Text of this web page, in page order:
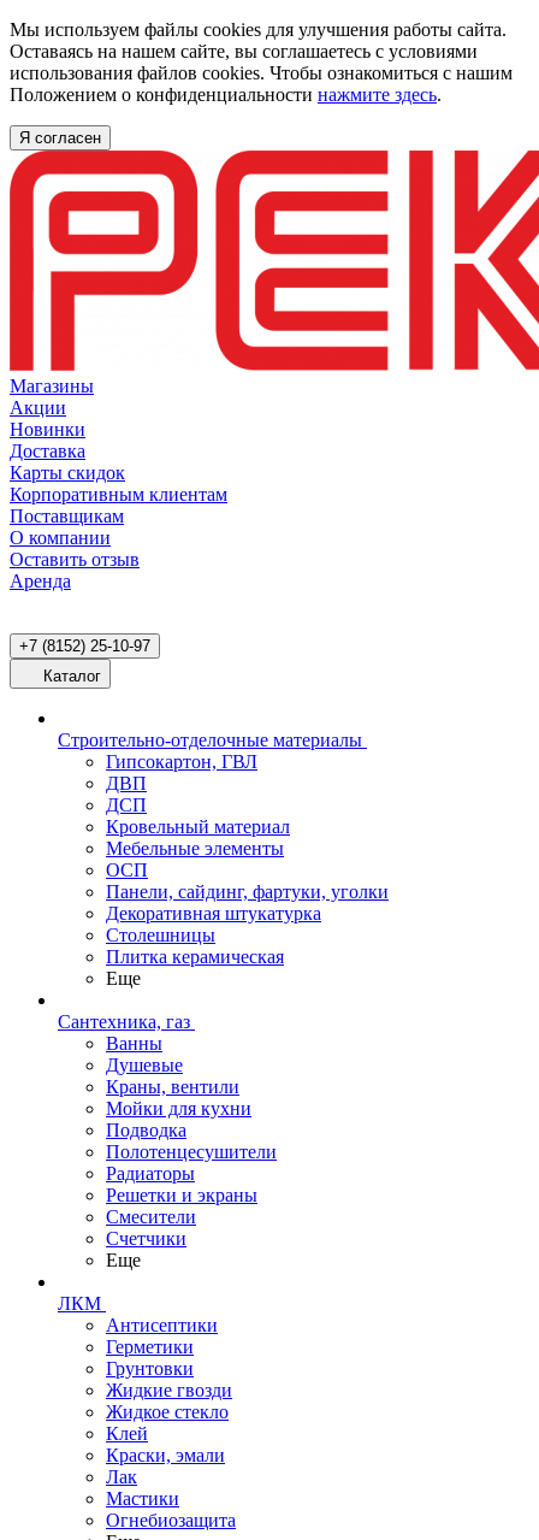
Мы используем файлы cookies для улучшения работы сайта.
Оставаясь на нашем сайте, вы соглашаетесь с условиями
использования файлов cookies. Чтобы ознакомиться с нашим
Положением о конфиденциальности нажмите здесь.
Я согласен
Магазины
Акции
Новинки
Доставка
Карты скидок
Корпоративным клиентам
Поставщикам
О компании
Оставить отзыв
Аренда
+7 (8152) 25-10-97
Каталог
Строительно-отделочные материалы
Гипсокартон, ГВЛ
ДВП
ДСП
Кровельный материал
Мебельные элементы
ОСП
Панели, сайдинг, фартуки, уголки
Декоративная штукатурка
Столешницы
Плитка керамическая
Еще
Сантехника, газ
Ванны
Душевые
Краны, вентили
Мойки для кухни
Подводка
Полотенцесушители
Радиаторы
Решетки и экраны
Смесители
Счетчики
Еще
ЛКМ
Антисептики
Герметики
Грунтовки
Жидкие гвозди
Жидкое стекло
Клей
Краски, эмали
Лак
Мастики
Огнебиозащита